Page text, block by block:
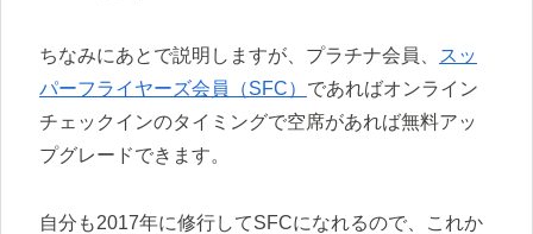
ちなみにあとで説明しますが、プラチナ会員、
スッ
パーフライヤーズ会員（SFC） であればオンライン
チェックインのタイミングで空席があれば無料アッ
プグレードできます。
自分も2017年に修行してSFCになれるので、これか